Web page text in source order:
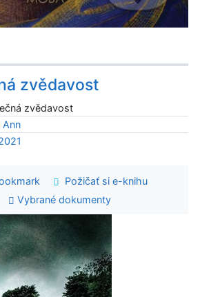
zvědavost
zvědavost
Ann
Požičať si e-knihu
Vybrané dokumenty